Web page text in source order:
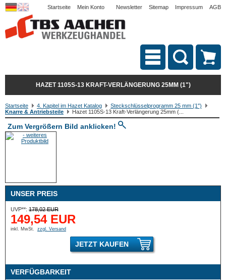
Startseite Mein Konto Newsletter Sitemap Impressum AGB
HAZET 1105S-13 KRAFT-VERLÄNGERUNG 25MM (1")
Startseite 4. Kapitel im Hazet Katalog
Steckschlüsselprogramm 25 mm (1")
Knarre & Antriebsteile
Hazet 1105S-13 Kraft-Verlängerung 25mm (...
Zum Vergrößern Bild anklicken!
UNSER PREIS
UVP**: 178,02 EUR
149,54 EUR
inkl. MwSt. zzgl. Versand
JETZT KAUFEN
VERFÜGBARKEIT